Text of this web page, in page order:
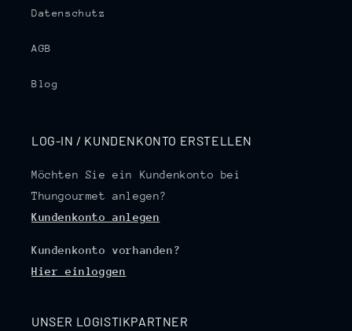
Datenschutz
AGB
Blog
LOG-IN / KUNDENKONTO ERSTELLEN
Möchten Sie ein Kundenkonto bei
Thungourmet anlegen?
Kundenkonto anlegen
Kundenkonto vorhanden?
Hier einloggen
UNSER LOGISTIKPARTNER